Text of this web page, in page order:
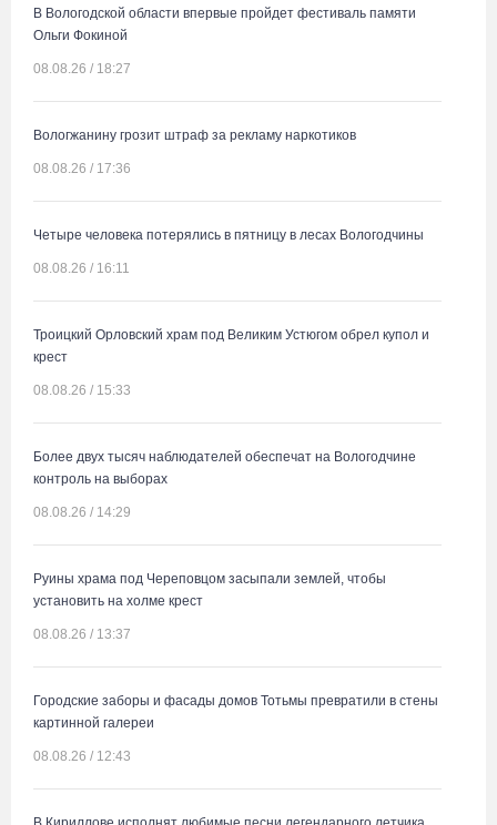
В Вологодской области впервые пройдет фестиваль памяти
Ольги Фокиной
08.08.26 / 18:27
Вологжанину грозит штраф за рекламу наркотиков
08.08.26 / 17:36
Четыре человека потерялись в пятницу в лесах Вологодчины
08.08.26 / 16:11
Троицкий Орловский храм под Великим Устюгом обрел купол и
крест
08.08.26 / 15:33
Более двух тысяч наблюдателей обеспечат на Вологодчине
контроль на выборах
08.08.26 / 14:29
Руины храма под Череповцом засыпали землей, чтобы
установить на холме крест
08.08.26 / 13:37
Городские заборы и фасады домов Тотьмы превратили в стены
картинной галереи
08.08.26 / 12:43